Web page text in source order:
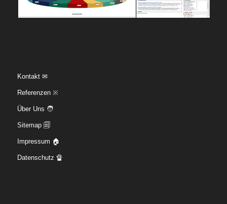
Kontakt ✉
Referenzen ※
Über Uns 🧑
Sitemap 🗐
Impressum 🏠
Datenschutz 🔏